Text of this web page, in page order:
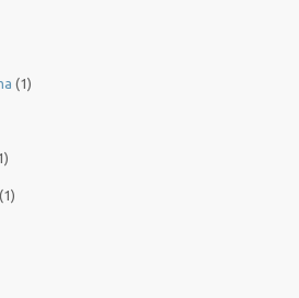
(1)
(1)